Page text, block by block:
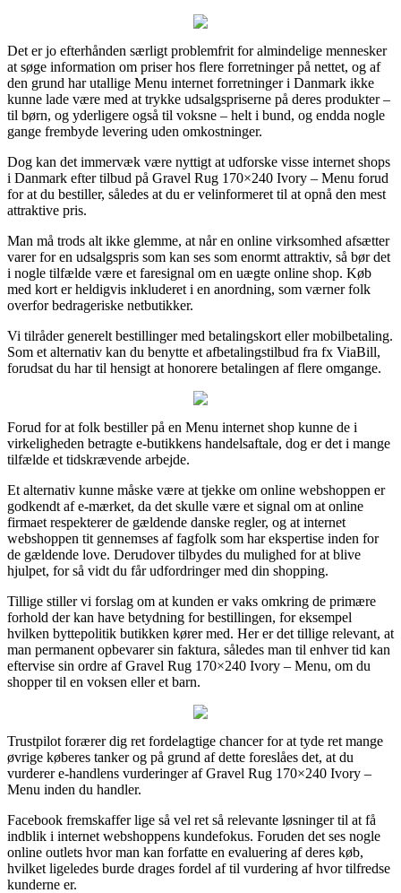
Det er jo efterhånden særligt problemfrit for almindelige mennesker
at søge information om priser hos flere forretninger på nettet, og af
den grund har utallige Menu internet forretninger i Danmark ikke
kunne lade være med at trykke udsalgspriserne på deres produkter –
til børn, og yderligere også til voksne – helt i bund, og endda nogle
gange frembyde levering uden omkostninger.
Dog kan det immervæk være nyttigt at udforske visse internet shops
i Danmark efter tilbud på Gravel Rug 170×240 Ivory – Menu forud
for at du bestiller, således at du er velinformeret til at opnå den mest
attraktive pris.
Man må trods alt ikke glemme, at når en online virksomhed afsætter
varer for en udsalgspris som kan ses som enormt attraktiv, så bør det
i nogle tilfælde være et faresignal om en uægte online shop. Køb
med kort er heldigvis inkluderet i en anordning, som værner folk
overfor bedrageriske netbutikker.
Vi tilråder generelt bestillinger med betalingskort eller mobilbetaling.
Som et alternativ kan du benytte et afbetalingstilbud fra fx ViaBill,
forudsat du har til hensigt at honorere betalingen af flere omgange.
Forud for at folk bestiller på en Menu internet shop kunne de i
virkeligheden betragte e-butikkens handelsaftale, dog er det i mange
tilfælde et tidskrævende arbejde.
Et alternativ kunne måske være at tjekke om online webshoppen er
godkendt af e-mærket, da det skulle være et signal om at online
firmaet respekterer de gældende danske regler, og at internet
webshoppen tit gennemses af fagfolk som har ekspertise inden for
de gældende love. Derudover tilbydes du mulighed for at blive
hjulpet, for så vidt du får udfordringer med din shopping.
Tillige stiller vi forslag om at kunden er vaks omkring de primære
forhold der kan have betydning for bestillingen, for eksempel
hvilken byttepolitik butikken kører med. Her er det tillige relevant, at
man permanent opbevarer sin faktura, således man til enhver tid kan
eftervise sin ordre af Gravel Rug 170×240 Ivory – Menu, om du
shopper til en voksen eller et barn.
Trustpilot forærer dig ret fordelagtige chancer for at tyde ret mange
øvrige køberes tanker og på grund af dette foreslåes det, at du
vurderer e-handlens vurderinger af Gravel Rug 170×240 Ivory –
Menu inden du handler.
Facebook fremskaffer lige så vel ret så relevante løsninger til at få
indblik i internet webshoppens kundefokus. Foruden det ses nogle
online outlets hvor man kan forfatte en evaluering af deres køb,
hvilket ligeledes burde drages fordel af til vurdering af hvor tilfredse
kunderne er.